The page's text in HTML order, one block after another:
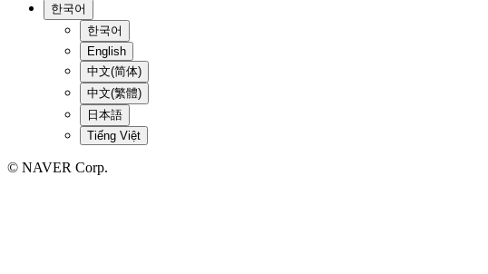
한국어
한국어
English
中文(简体)
中文(繁體)
日本語
Tiếng Việt
© NAVER Corp.